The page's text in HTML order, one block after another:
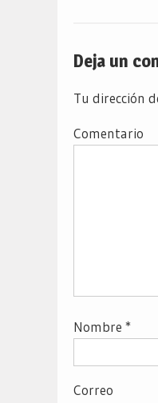
Deja un
Tu dirección
Comentario
Nombre *
Correo